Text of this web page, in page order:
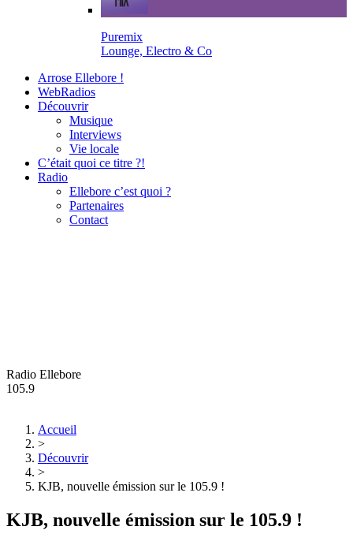
Puremix
Lounge, Electro & Co
Arrose Ellebore !
WebRadios
Découvrir
Musique
Interviews
Vie locale
C’était quoi ce titre ?!
Radio
Ellebore c’est quoi ?
Partenaires
Contact
Radio Ellebore
105.9
Accueil
>
Découvrir
>
KJB, nouvelle émission sur le 105.9 !
KJB, nouvelle émission sur le 105.9 !